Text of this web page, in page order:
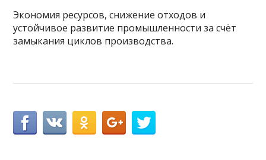
Экономия ресурсов, снижение отходов и
устойчивое развитие промышленности за счёт
замыкания циклов производства.